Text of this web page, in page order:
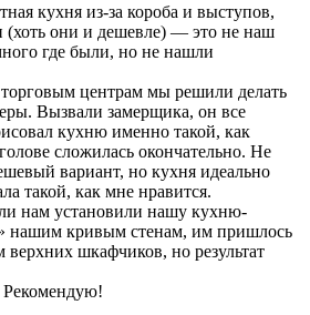
кухня из-за короба и выступов,
(хоть они и дешевле) — это не наш
где были, но не нашли
центрам мы решили делать
Вызвали замерщика, он все
кухню именно такой, как
сложилась окончательно. Не
вариант, но кухня идеально
такой, как мне нравится.
нам установили нашу кухню-
нашим кривым стенам, им пришлось
шкафчиков, но результат
Рекомендую!